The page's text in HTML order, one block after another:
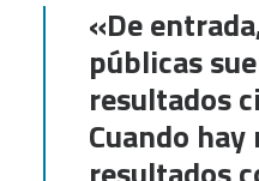
«De
públicas
resultados
Cuando